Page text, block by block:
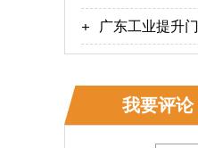
奇翔】
广东工业提升
我要评论